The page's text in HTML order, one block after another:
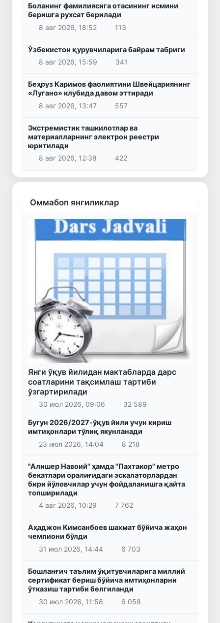
Боланинг фамилиясига отасининг исмини
беришга рухсат берилади
8 авг 2026, 18:52
113
Ўзбекистон қурувчиларига байрам табриги
8 авг 2026, 15:59
341
Беҳруз Каримов фаолиятини Швейцариянинг
«Лугано» клубида давом эттиради
8 авг 2026, 13:47
557
Экстремистик ташкилотлар ва
материалларнинг электрон реестри
юритилади
8 авг 2026, 12:38
422
Оммабоп янгиликлар
Янги ўқув йилидан мактабларда дарс
соатларини тақсимлаш тартиби
ўзгартирилади
30 июл 2026, 09:06 32 589
Бугун 2026/2027-ўқув йили учун кириш
имтиҳонлари тўлиқ якунланади
23 июл 2026, 14:04
8 218
"Алишер Навоий" ҳамда "Пахтакор" метро
бекатлари оралиғидаги эскалаторлардан
бири йўловчилар учун фойдаланишга қайта
топширилади
4 авг 2026, 10:29
7 762
Аҳаджон Кимсанбоев шахмат бўйича жаҳон
чемпиони бўлди
31 июл 2026, 14:44
6 703
Бошланғич таълим ўқитувчиларига миллий
сертификат бериш бўйича имтиҳонларни
ўтказиш тартиби белгиланди
30 июл 2026, 11:58
6 058